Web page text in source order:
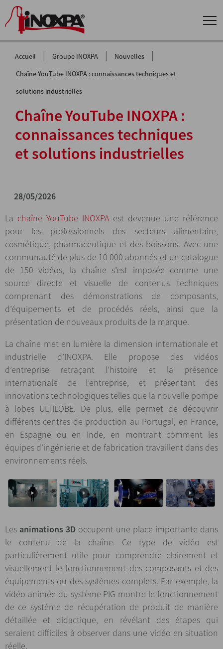
Accueil | Groupe INOXPA | Nouvelles |
Chaîne YouTube INOXPA : connaissances techniques et
solutions industrielles
Chaîne YouTube INOXPA :
connaissances techniques
et solutions industrielles
28/05/2026
La chaîne YouTube INOXPA est devenue une référence
pour les professionnels des secteurs alimentaire,
cosmétique, pharmaceutique et des boissons. Avec une
communauté de plus de 10 000 abonnés et un catalogue
de 150 vidéos, la chaîne s’est imposée comme une
source directe et visuelle de contenus techniques
comprenant des démonstrations de composants,
d’équipements et de procédés réels, ainsi que la
présentation de nouveaux produits de la marque.
La chaîne met en lumière la dimension internationale et
industrielle d’INOXPA. Elle propose des vidéos
d’entreprise retraçant l’histoire et la présence
internationale de l’entreprise, et présentant des
innovations technologiques telles que la nouvelle pompe
à lobes ULTILOBE. De plus, elle permet de découvrir
différents centres de production au Portugal, en France,
en Espagne ou en Inde, en montrant comment les
équipes d’ingénierie et de fabrication travaillent dans des
environnements réels.
Les animations 3D occupent une place importante dans
le contenu de la chaîne. Ce type de vidéo est
particulièrement utile pour comprendre clairement et
visuellement le fonctionnement des composants et des
équipements ou des systèmes complets. Par exemple, la
vidéo animée du système PIG montre le fonctionnement
de ce système de récupération de produit de manière
détaillée et didactique, en révélant des étapes qui
seraient difficiles à observer dans une vidéo en situation
réelle.